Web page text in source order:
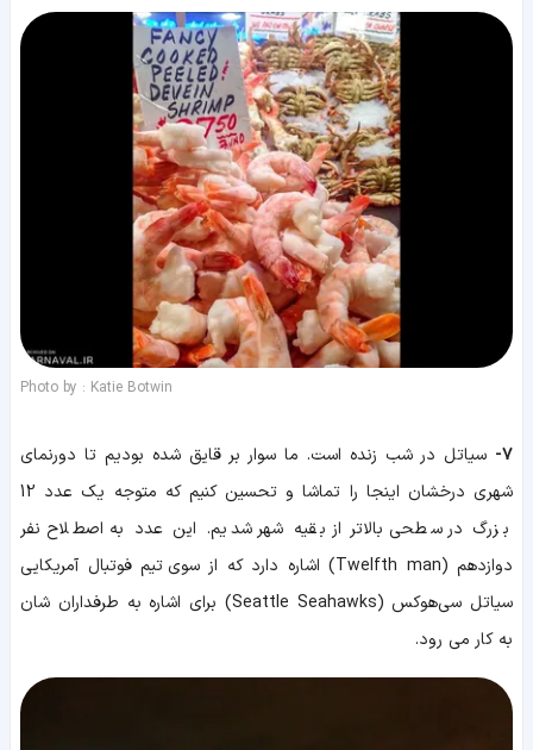
Photo by : Katie Botwin
7-
سیاتل در شب زنده است. ما سوار بر قایق شده بودیم تا دورنمای
شهری درخشان اینجا را تماشا و تحسین کنیم که متوجه یک عدد 12
بزرگ در سطحی بالاتر از بقیه شهر شدیم. این عدد به اصطلاح نفر
دوازدهم (Twelfth man) اشاره دارد که از سوی تیم فوتبال آمریکایی
سیاتل سی‌هوکس (Seattle Seahawks) برای اشاره به طرفداران شان
به کار می رود.